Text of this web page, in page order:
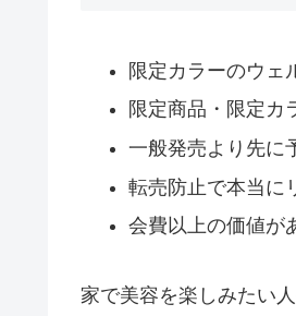
限定カラーのウェ
限定商品・限定カ
一般発売より先に
転売防止で本当に
会費以上の価値が
家で美容を楽しみたい